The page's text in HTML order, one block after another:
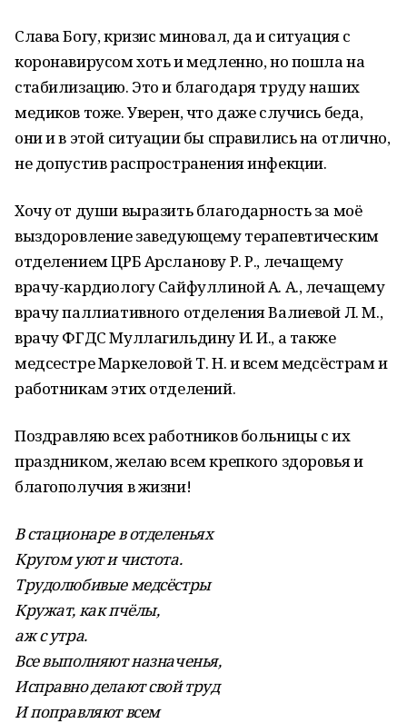
Слава Богу, кризис миновал, да и ситуация с
коронавирусом хоть и медленно, но пошла на
стабилизацию. Это и благодаря труду наших
медиков тоже. Уверен, что даже случись беда,
они и в этой ситуации бы справились на отлично,
не допустив распространения инфекции.
Хочу от души выразить благодарность за моё
выздоровление заведующему терапевтическим
отделением ЦРБ Арсланову Р. Р., лечащему
врачу-кардиологу Сайфуллиной А. А., лечащему
врачу паллиативного отделения Валиевой Л. М.,
врачу ФГДС Муллагильдину И. И., а также
медсестре Маркеловой Т. Н. и всем медсёстрам и
работникам этих отделений.
Поздравляю всех работников больницы с их
праздником, желаю всем крепкого здоровья и
благополучия в жизни!
В стационаре в отделеньях
Кругом уют и чистота.
Трудолюбивые медсёстры
Кружат, как пчёлы,
аж с утра.
Все выполняют назначенья,
Исправно делают свой труд
И поправляют всем